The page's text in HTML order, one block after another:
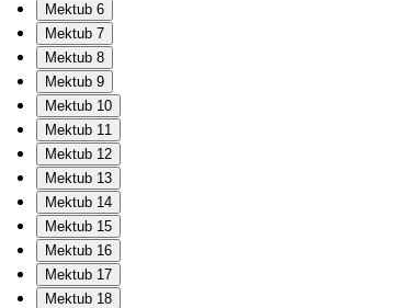
Mektub 6
Mektub 7
Mektub 8
Mektub 9
Mektub 10
Mektub 11
Mektub 12
Mektub 13
Mektub 14
Mektub 15
Mektub 16
Mektub 17
Mektub 18